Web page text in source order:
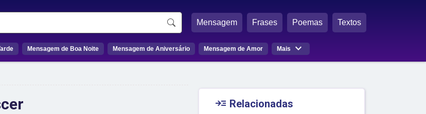
Mensagem Frases Poemas Textos
Mensagem de Boa Noite Mensagem de Aniversário Mensagem de Amor Mais 
 Relacionadas